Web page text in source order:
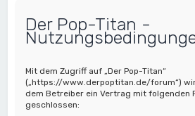
Der Pop-Titan -
Mit dem Zugriff auf „Der Pop-Titan“
(„https://www.derpoptitan.de/forum“)
dem Betreiber ein Vertrag mit folgenden
geschlossen: